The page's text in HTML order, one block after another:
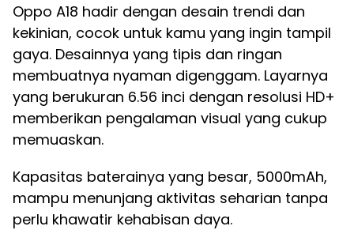
Oppo A18 hadir dengan desain trendi dan
kekinian, cocok untuk kamu yang ingin tampil
gaya. Desainnya yang tipis dan ringan
membuatnya nyaman digenggam. Layarnya
yang berukuran 6.56 inci dengan resolusi HD+
memberikan pengalaman visual yang cukup
memuaskan.
Kapasitas baterainya yang besar, 5000mAh,
mampu menunjang aktivitas seharian tanpa
perlu khawatir kehabisan daya.